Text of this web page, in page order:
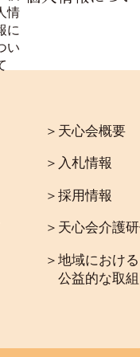
＞天心会概要
＞入札情報
＞採用情報
＞天心会介護
＞地域における
公益的な取組